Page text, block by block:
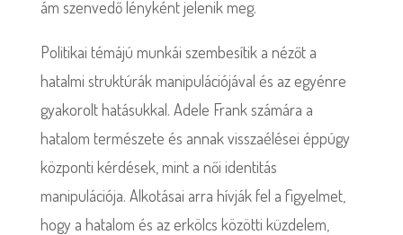
ám szenvedő lényként jelenik meg.
Politikai témájú munkái szembesítik a nézőt a
hatalmi struktúrák manipulációjával és az egyénre
gyakorolt hatásukkal. Adele Frank számára a
hatalom természete és annak visszaélései éppúgy
központi kérdések, mint a női identitás
manipulációja. Alkotásai arra hívják fel a figyelmet,
hogy a hatalom és az erkölcs közötti küzdelem,